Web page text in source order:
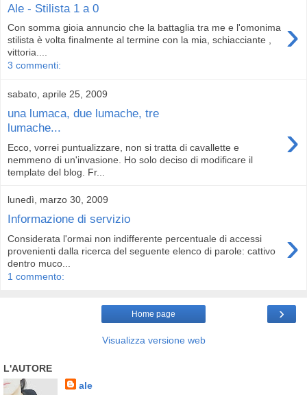
Ale - Stilista 1 a 0
›
Con somma gioia annuncio che la battaglia tra me e l'omonima
stilista è volta finalmente al termine con la mia, schiacciante ,
vittoria....
3 commenti:
sabato, aprile 25, 2009
una lumaca, due lumache, tre
lumache...
›
Ecco, vorrei puntualizzare, non si tratta di cavallette e
nemmeno di un'invasione. Ho solo deciso di modificare il
template del blog. Fr...
lunedì, marzo 30, 2009
Informazione di servizio
›
Considerata l'ormai non indifferente percentuale di accessi
provenienti dalla ricerca del seguente elenco di parole: cattivo
dentro muco...
1 commento:
›
Home page
Visualizza versione web
L'AUTORE
ale